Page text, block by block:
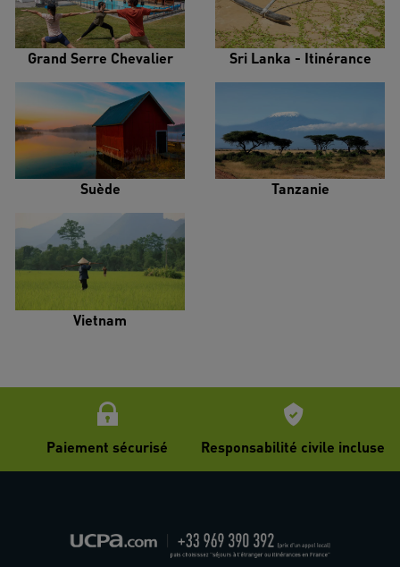
Grand Serre Chevalier Sri Lanka - Itinérance
Suède Tanzanie
Vietnam
Paiement sécurisé Responsabilité civile incluse